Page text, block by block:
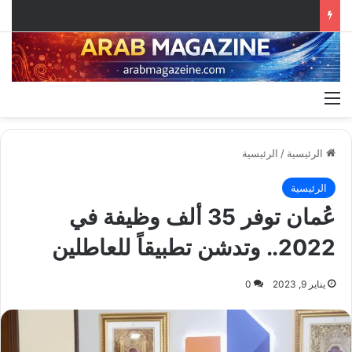
الرئيسية / الرئيسية
الرئيسية
عُمان توفر 35 ألف وظيفة في
2022.. وتدشن تطبيقاً للعاطلين
يناير 9, 2023 0